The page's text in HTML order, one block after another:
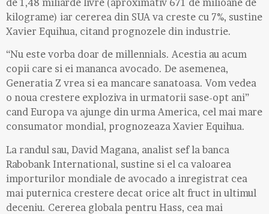
kilograme) iar cererea din SUA va creste cu 7%, sustine
Xavier Equihua, citand prognozele din industrie.
“Nu este vorba doar de millennials. Acestia au acum
copii care si ei mananca avocado. De asemenea,
Generatia Z vrea si ea mancare sanatoasa. Vom vedea
o noua crestere exploziva in urmatorii sase-opt ani”
cand Europa va ajunge din urma America, cel mai mare
consumator mondial, prognozeaza Xavier Equihua.
La randul sau, David Magana, analist sef la banca
Rabobank International, sustine si el ca valoarea
importurilor mondiale de avocado a inregistrat cea
mai puternica crestere decat orice alt fruct in ultimul
deceniu. Cererea globala pentru Hass, cea mai